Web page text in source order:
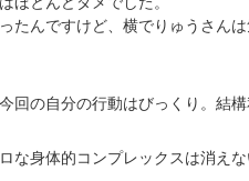
たんですけど、横でりゅうさん
回の自分の行動はびっくり。結構
な身体的コンプレックスは消え